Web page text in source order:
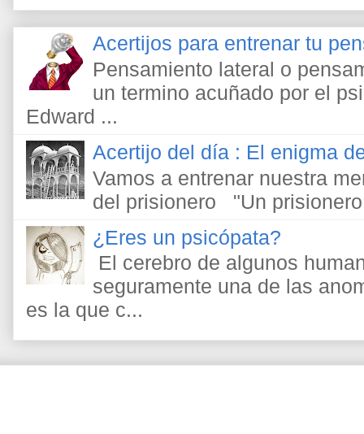
Acertijos para entrenar tu
Pensamiento lateral o
un termino acuñado por el
Edward ...
Acertijo del día : El enigma
Vamos a entrenar nuestra
del prisionero "Un
¿Eres un psicópata?
El cerebro de algunos
seguramente una de las
es la que c...